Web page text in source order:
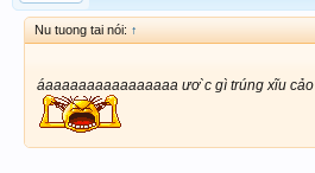
Nu tuong tai nói: ↑
áaaaaaaaaaaaaaaaa ươ`c gì trúng xĩu cảo